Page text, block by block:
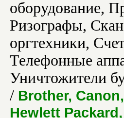
оборудование,
Ризографы,
оргтехники,
Телефонные
Уничтожители
/ Brother,
Hewlett